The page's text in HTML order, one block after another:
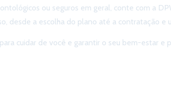
ou seguros em geral, conte com a
desde a escolha do plano até a contratação e
cuidar de você e garantir o seu bem-estar e